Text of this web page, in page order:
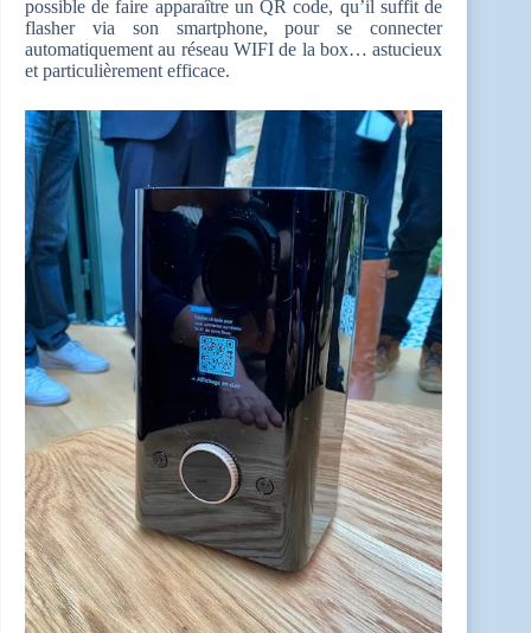
possible de faire apparaître un QR code, qu’il suffit de
flasher via son smartphone, pour se connecter
automatiquement au réseau WIFI de la box… astucieux
et particulièrement efficace.